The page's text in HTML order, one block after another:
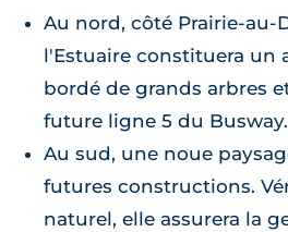
Au nord, côté Prairie-au-
l'Estuaire constituera un
bordé de grands arbres
future ligne 5 du Busway.
Au sud, une noue
futures constructions.
naturel, elle assurera la